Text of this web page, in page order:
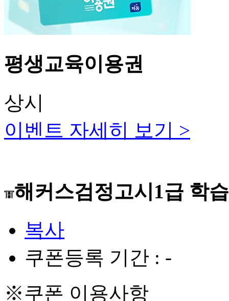
평생교육이용권
상시
이벤트 자세히 보기 >
해커스검정고시1급 학
복사
쿠폰등록 기간 : -
※쿠폰 이용사항